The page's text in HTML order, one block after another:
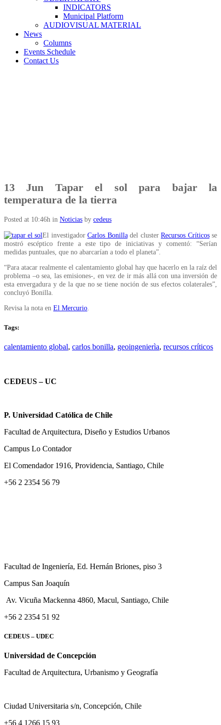
INDICATORS
Municipal Platform
AUDIOVISUAL MATERIAL
News
Columns
Events Schedule
Contact Us
13 Jun Tapar el sol para bajar la
temperatura de la tierra
Posted at 10:46h in Noticias by cedeus
El investigador Carlos Bonilladel cluster Recursos Críticosse
mostró escéptico frente a este tipo de iniciativas y comentó: “Serían
medidas puntuales, que no abarcarían a todo el planeta”.
“Para atacar realmente el calentamiento global hay que hacerlo en la raíz del
problema –o sea, las emisiones-, en vez de ir más allá con una inversión de
esta envergadura y de la que no se tiene noción de sus efectos colaterales”,
concluyó Bonilla.
Revisa la nota en El Mercurio.
Tags:
calentamiento global, carlos bonilla, geoingenierìa, recursos críticos
CEDEUS – UC
P. Universidad Católica de Chile
Facultad de Arquitectura, Diseño y Estudios Urbanos
Campus Lo Contador
El Comendador 1916, Providencia, Santiago, Chile
+56 2 2354 56 79
Facultad de Ingeniería, Ed. Hernán Briones, piso 3
Campus San Joaquín
Av. Vicuña Mackenna 4860, Macul, Santiago, Chile
+56 2 2354 51 92
CEDEUS – UDEC
Universidad de Concepción
Facultad de Arquitectura, Urbanismo y Geografía
Ciudad Universitaria s/n, Concepción, Chile
+56 4 1266 15 93